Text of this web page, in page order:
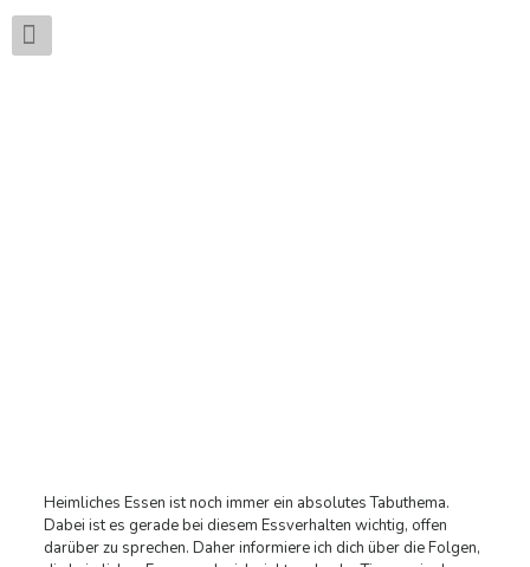
Heimliches Essen ist noch immer ein absolutes Tabuthema.
Dabei ist es gerade bei diesem Essverhalten wichtig, offen
darüber zu sprechen. Daher informiere ich dich über die Folgen,